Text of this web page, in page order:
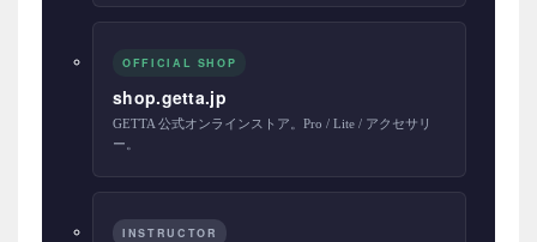
OFFICIAL SHOP
shop.getta.jp
GETTA 公式オンラインストア。Pro / Lite / アクセサリ
ー。
INSTRUCTOR